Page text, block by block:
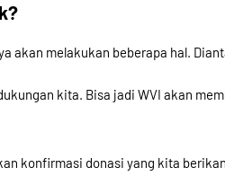
akan melakukan beberapa hal.
kita. Bisa jadi WVI akan
konfirmasi donasi yang kita